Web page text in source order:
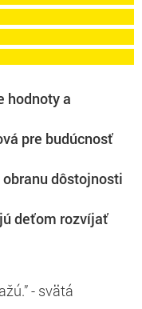
hodnoty a
pre budúcnosť
dôstojnosti
deťom rozvíjať
- svätá